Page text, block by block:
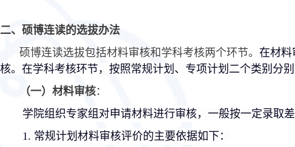
二、硕博连读的选拔办法
硕博连读选拔包括材料审核和学科考核两个环节。 在材料
核。在学科考核环节，按照常规计划、专项计划二个类别分
（一）材料审核：
学院组织专家组对申请材料进行审核，一般按一定录取
1. 常规计划材料审核评价的主要依据如下：